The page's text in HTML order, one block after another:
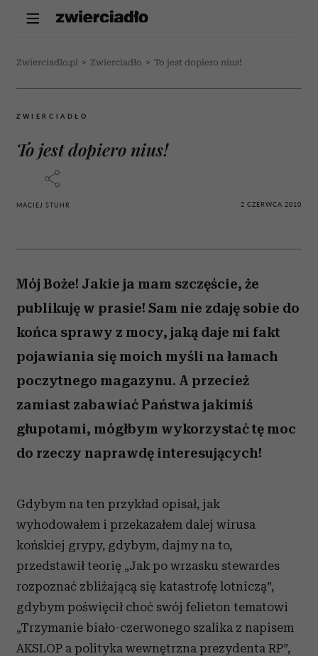
Zwierciadlo.pl > Zwierciadło > To jest dopiero nius!
ZWIERCIADŁO
To jest dopiero nius!
MACIEJ STUHR 2 CZERWCA 2010
Mój Boże! Jakie ja mam szczęście, że
publikuję w prasie! Sam nie zdaję sobie do
końca sprawy z mocy, jaką daje mi fakt
pojawiania się moich myśli na łamach
poczytnego magazynu. A przecież
zamiast zabawiać Państwa jakimiś
głupotami, mógłbym wykorzystać tę moc
do rzeczy naprawdę interesujących!
Gdybym na ten przykład opisał, jak
wyhodowałem i przekazałem dalej wirusa
końskiej grypy, gdybym, dajmy na to,
przedstawił teorię „Jak po wrzasku stewardes
rozpoznać zbliżającą się katastrofę lotniczą”,
gdybym poświęcił choć swój felieton tematowi
„Trzymanie biało-czerwonego szalika z napisem
AKSLOP a polityka wewnętrzna prezydenta RP”,